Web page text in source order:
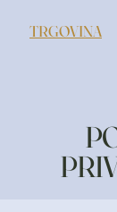
TRGOVINA